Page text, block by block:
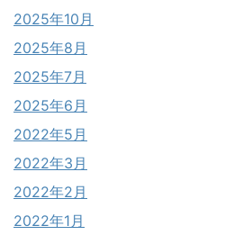
2025年10月
2025年8月
2025年7月
2025年6月
2022年5月
2022年3月
2022年2月
2022年1月